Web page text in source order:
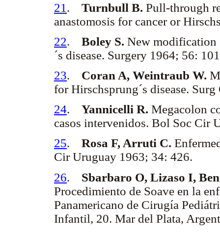
21 . Turnbull B. Pull-through
anastomosis for cancer or
22. Boley S. New modification
´s disease. Surgery 1964; 56:
23. Coran A, Weintraub W.
for Hirschsprung´s disease.
24. Yannicelli R. Megacolon
casos intervenidos. Bol Soc Cir
25. Rosa F, Arruti C.
Cir Uruguay 1963; 34: 426.
26. Sbarbaro O, Lizaso I,
Procedimiento de Soave en la
Panamericano de Cirugía
Infantil, 20. Mar del Plata,